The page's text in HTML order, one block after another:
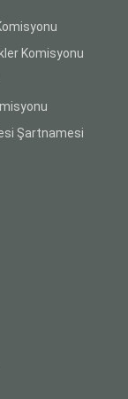
Komisyonu
Şartnamesi